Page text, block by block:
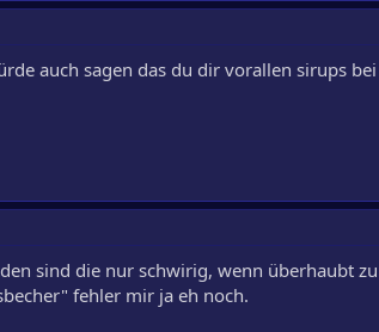
auch sagen das du dir vorallen sirups
sind die nur schwirig, wenn überhaubt
fehler mir ja eh noch.